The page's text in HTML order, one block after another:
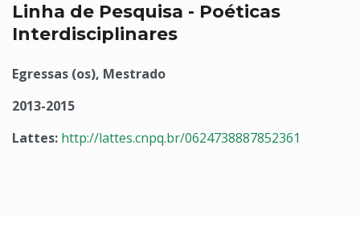
Linha de Pesquisa - Poéticas
Interdisciplinares
Egressas (os), Mestrado
2013-2015
Lattes: http://lattes.cnpq.br/0624738887852361